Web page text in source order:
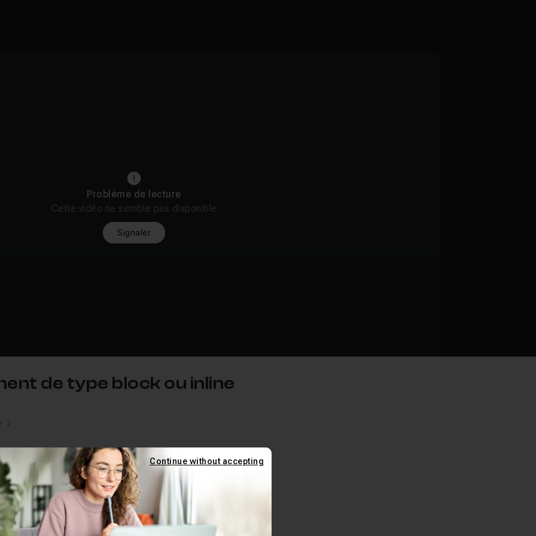
Problème de lecture
Cette vidéo ne semble pas disponible
Signaler
de type block ou inline